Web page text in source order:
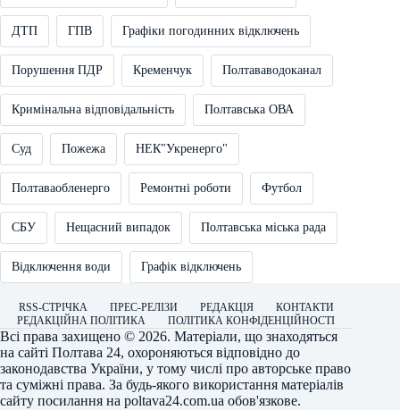
ДТП ГПВ Графіки погодинних відключень
Порушення ПДР Кременчук Полтававодоканал
Кримінальна відповідальність Полтавська ОВА
Суд Пожежа НЕК"Укренерго"
Полтаваобленерго Ремонтні роботи Футбол
СБУ Нещасний випадок Полтавська міська рада
Відключення води Графік відключень
RSS-СТРІЧКА ПРЕС-РЕЛІЗИ РЕДАКЦІЯ
КОНТАКТИ
РЕДАКЦІЙНА ПОЛІТИКА
ПОЛІТИКА КОНФІДЕНЦІЙНОСТІ
Всі права захищено © 2026. Матеріали, що знаходяться
на сайті Полтава 24, охороняються відповідно до
законодавства України, у тому числі про авторське право
та суміжні права. За будь-якого використання матеріалів
сайту посилання на poltava24.com.ua обов'язкове.